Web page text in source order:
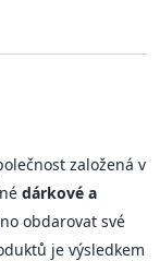
založená v
dárkové a
obdarovat své
je výsledkem